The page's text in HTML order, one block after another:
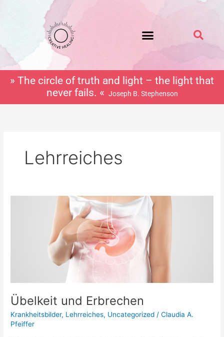
» The circle of truth and light – the light that
never fails. « Joseph B. Stephenson
Lehrreiches
Übelkeit und Erbrechen
Krankheitsbilder, Lehrreiches, Uncategorized /Claudia A.
Pfeiffer